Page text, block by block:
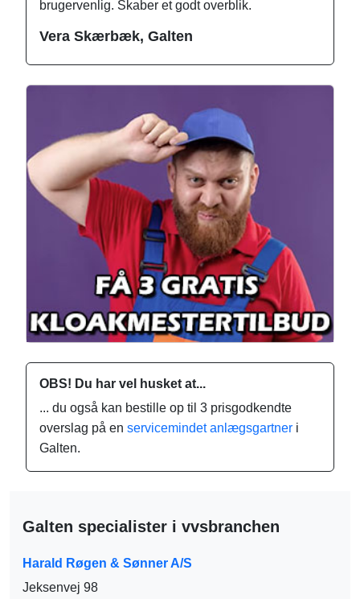
brugervenlig. Skaber et godt overblik.
Vera Skærbæk, Galten
OBS! Du har vel husket at...
... du også kan bestille op til 3 prisgodkendte
overslag på en servicemindet anlægsgartner i
Galten.
Galten specialister i vvsbranchen
Harald Røgen & Sønner A/S
Jeksenvej 98